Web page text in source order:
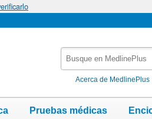
MedlinePlus
Acerca de MedlinePlus
Pruebas médicas